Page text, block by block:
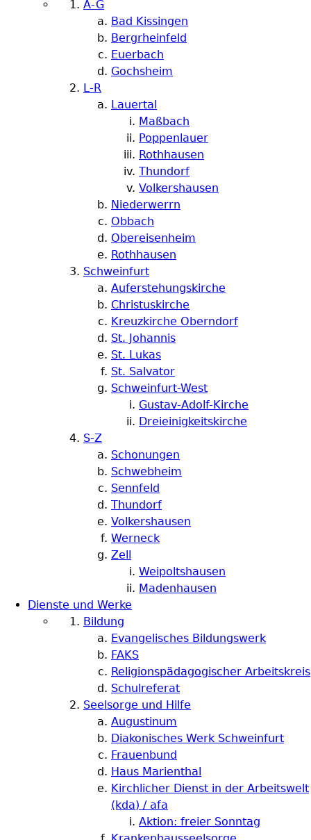
A-G
Bad Kissingen
Bergrheinfeld
Euerbach
Gochsheim
L-R
Lauertal
Maßbach
Poppenlauer
Rothhausen
Thundorf
Volkershausen
Niederwerrn
Obbach
Obereisenheim
Rothhausen
Schweinfurt
Auferstehungskirche
Christuskirche
Kreuzkirche Oberndorf
St. Johannis
St. Lukas
St. Salvator
Schweinfurt-West
Gustav-Adolf-Kirche
Dreieinigkeitskirche
S-Z
Schonungen
Schwebheim
Sennfeld
Thundorf
Volkershausen
Werneck
Zell
Weipoltshausen
Madenhausen
Dienste und Werke
Bildung
Evangelisches Bildungswerk
FAKS
Religionspädagogischer Arbeitskreis
Schulreferat
Seelsorge und Hilfe
Augustinum
Diakonisches Werk Schweinfurt
Frauenbund
Haus Marienthal
Kirchlicher Dienst in der Arbeitswelt
(kda) / afa
Aktion: freier Sonntag